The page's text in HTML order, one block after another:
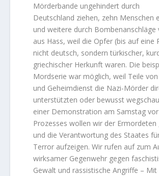
Mörderbande ungehindert durch
Deutschland ziehen, zehn Menschen
und weitere durch Bombenanschläge
aus Hass, weil die Opfer (bis auf eine
nicht deutsch, sondern türkischer,
griechischer Herkunft waren. Die
Mordserie war möglich, weil Teile
und Geheimdienst die Nazi-Mörder
unterstützten oder bewusst
einer Demonstration am Samstag
Prozesses wollen wir der Ermordeten
und die Verantwortung des Staates
Terror aufzeigen. Wir rufen auf zum
wirksamer Gegenwehr gegen
Gewalt und rassistische Angriffe – Mit